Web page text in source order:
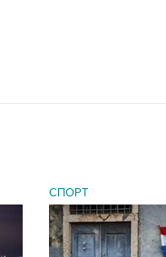
СПОРТ